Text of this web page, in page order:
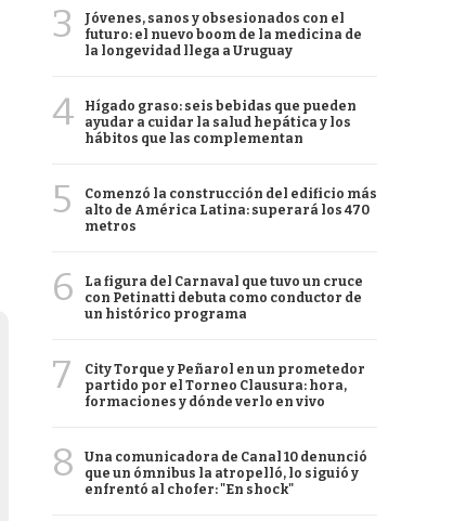
3
Jóvenes, sanos y obsesionados con el
futuro: el nuevo boom de la medicina de
la longevidad llega a Uruguay
4
Hígado graso: seis bebidas que pueden
ayudar a cuidar la salud hepática y los
hábitos que las complementan
5
Comenzó la construcción del edificio más
alto de América Latina: superará los 470
metros
6
La figura del Carnaval que tuvo un cruce
con Petinatti debuta como conductor de
un histórico programa
7
City Torque y Peñarol en un prometedor
partido por el Torneo Clausura: hora,
formaciones y dónde verlo en vivo
8
Una comunicadora de Canal 10 denunció
que un ómnibus la atropelló, lo siguió y
enfrentó al chofer: "En shock"